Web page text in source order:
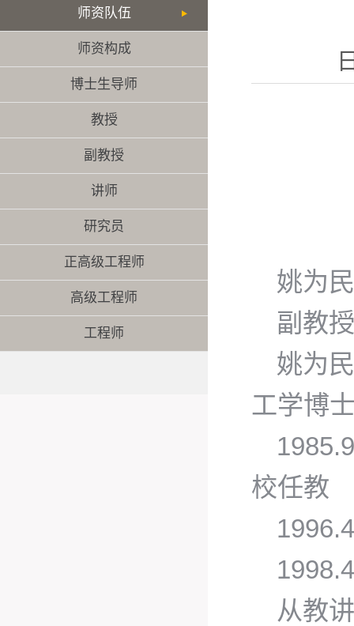
师资队伍
师资构成
博士生导师
教授
副教授
讲师
研究员
正高级工程师
高级工程师
工程师
姚为民
副教授
姚为
工学博
校任教
从教